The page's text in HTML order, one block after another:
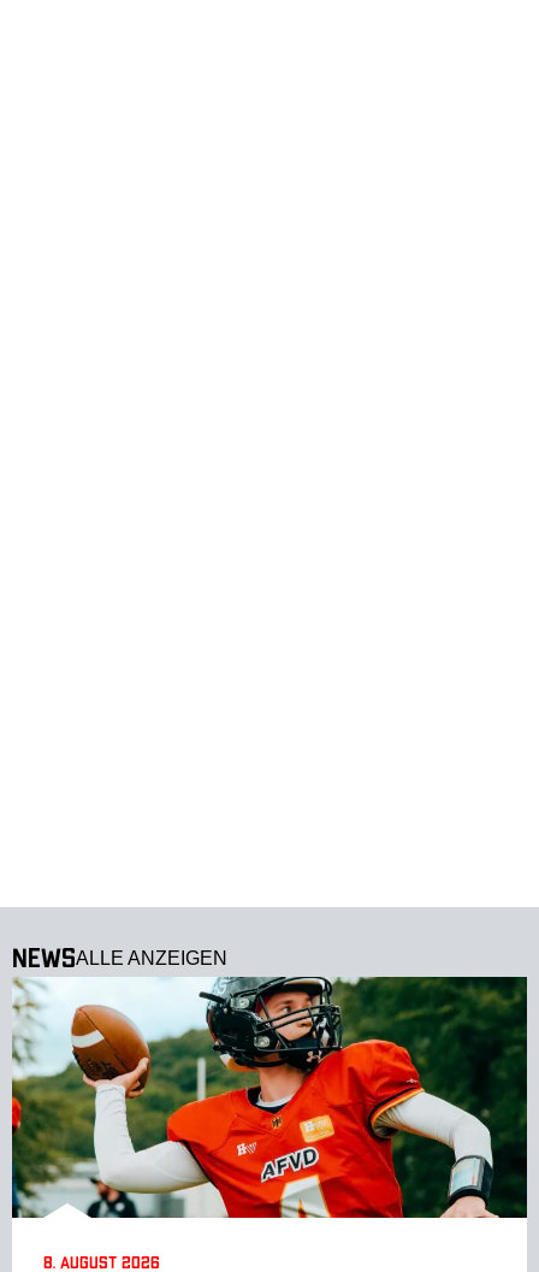
NewsALLE ANZEIGEN
8. August 2026